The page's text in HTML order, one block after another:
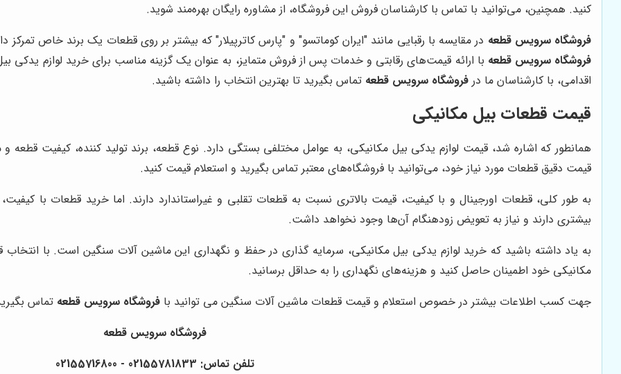
کنید. همچنین، می‌توانید با تماس با کارشناسان فروش این فروشگاه، از مشاوره رایگان بهره‌مند شوید.
فروشگاه سرویس قطعه در مقایسه با رقبایی مانند "ایران کوماتسو" و "پارس کاترپیلار" که بیشتر بر روی قطعات یک برند خاص تمرکز
فروشگاه سرویس قطعه با ارائه قیمت‌های رقابتی و خدمات پس از فروش متمایز، به عنوان یک گزینه مناسب برای خرید لوازم
اقدامی، با کارشناسان ما در فروشگاه سرویس قطعه تماس بگیرید تا بهترین انتخاب را داشته باشید.
قیمت قطعات بیل مکانیکی
همانطور که اشاره شد، قیمت لوازم یدکی بیل مکانیکی، به عوامل مختلفی بستگی دارد. نوع قطعه، برند تولید کننده، کیفیت قطعه
قیمت دقیق قطعات مورد نیاز خود، می‌توانید با فروشگاه‌های معتبر تماس بگیرید و استعلام قیمت کنید.
به طور کلی، قطعات اورجینال و با کیفیت، قیمت بالاتری نسبت به قطعات تقلبی و غیراستاندارد دارند. اما خرید قطعات با
بیشتری دارند و نیاز به تعویض زودهنگام آن‌ها وجود نخواهد داشت.
به یاد داشته باشید که خرید لوازم یدکی بیل مکانیکی، سرمایه گذاری در حفظ و نگهداری این ماشین آلات سنگین است. با انتخاب
مکانیکی خود اطمینان حاصل کنید و هزینه‌های نگهداری را به حداقل برسانید.
جهت کسب اطلاعات بیشتر در خصوص استعلام و قیمت قطعات ماشین آلات سنگین می توانید با فروشگاه سرویس قطعه تماس
فروشگاه سرویس قطعه
تلفن تماس: 02155781833 - 02155716800